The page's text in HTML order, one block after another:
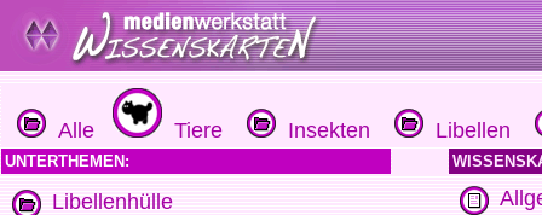
Alle Tiere Insekten Libellen
UNTERTHEMEN:
Libellenhülle